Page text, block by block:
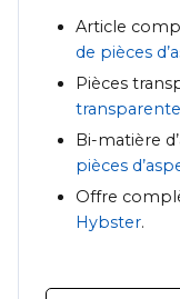
Article
de pièces
Pièces
Bi-matière
pièces
Offre
Hybster.